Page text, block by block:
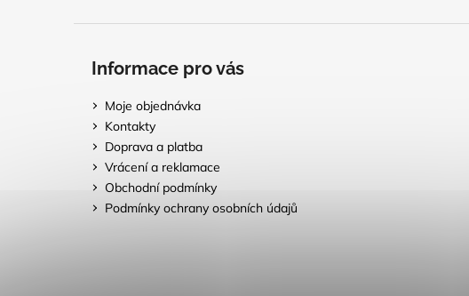
Informace pro vás
Moje objednávka
Kontakty
Doprava a platba
Vrácení a reklamace
Obchodní podmínky
Podmínky ochrany osobních údajů